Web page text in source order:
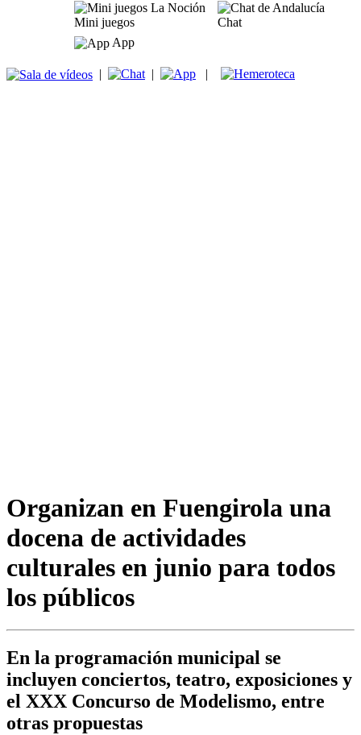
Mini juegos
Chat
App
| | |
Organizan en Fuengirola una
docena de actividades
culturales en junio para todos
los públicos
En la programación municipal se
incluyen conciertos, teatro, exposiciones y
el XXX Concurso de Modelismo, entre
otras propuestas